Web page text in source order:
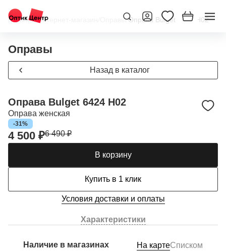
Главная/Интернет-магазин Оправы/Оправа Bulget 6424 H02
Оправы
Назад в каталог
Оправа Bulget 6424 H02
Оправа женская
-31%
4 500 ₽6 490 ₽
В корзину
Купить в 1 клик
Условия доставки и оплаты
Характеристики
Наличие в магазинах На картеСписком